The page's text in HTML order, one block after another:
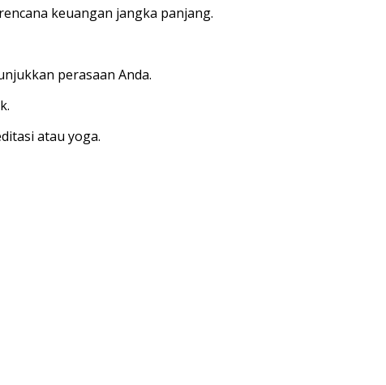
keuangan jangka panjang.
perasaan Anda.
atau yoga.